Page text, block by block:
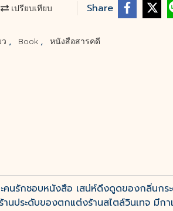
เปรียบเทียบ Share
, Book , หนังสือสารคดี
คนรักชอบหนังสือ เสน่ห์ดึงดูดของกลิ่นกร
นประดับของตกแต่งร้านสไตล์วินเทจ มี